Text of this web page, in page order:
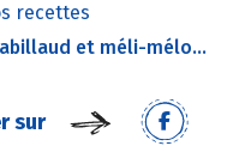
recettes
et méli-mélo...
sur